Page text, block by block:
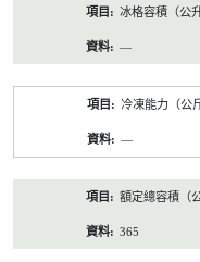
冰格容積（公升
—
冷凍能力（公
—
額定總容積（公
365